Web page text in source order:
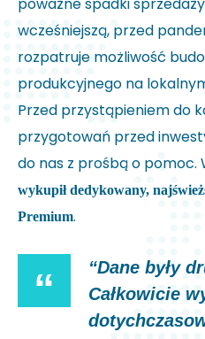
wcześniejszą, przed
rozpatruje możliwość
produkcyjnego na
Przed przystąpieniem do
przygotowań przed
do nas z prośbą o pomoc.
wykupił dedykowany,
Premium.
“
“Dane były
Całkowicie